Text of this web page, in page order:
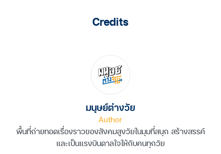
Credits
มนุษย์ต่างวัย
Author
พื้นที่ถ่ายทอดเรื่องราวของสังคมสูงวัยในมุมที่สนุก สร้างสรรค์
และเป็นแรงบันดาลใจให้กับคนทุกวัย